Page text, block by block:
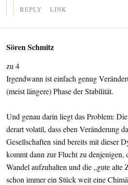
REPLY LINK
Sören Schmitz
zu 4
Irgendwann ist einfach genug
(meist längere) Phase der Stabilität.
Und genau darin liegt das Problem:
derart volatil, dass eben Veränderung
Gesellschaften sind bereits mit dieser
kommt dann zur Flucht zu denjenigen,
Wandel aufzuhalten und die „gute alte
schon immer ein Stück weit eine